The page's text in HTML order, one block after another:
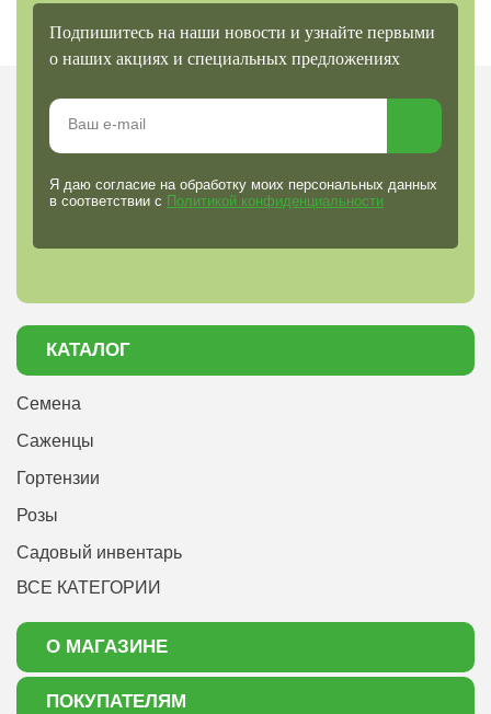
Подпишитесь на наши новости и узнайте первыми
о наших акциях и специальных предложениях
Я даю согласие на обработку моих персональных данных
в соответствии с Политикой конфиденциальности
КАТАЛОГ
Семена
Саженцы
Гортензии
Розы
Садовый инвентарь
ВСЕ КАТЕГОРИИ
О МАГАЗИНЕ
О нас
ПОКУПАТЕЛЯМ